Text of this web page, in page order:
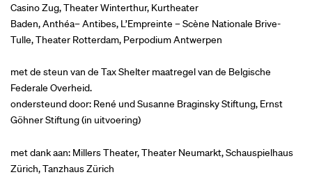
Casino Zug, Theater Winterthur, Kurtheater
Baden, Anthéa– Antibes, L’Empreinte – Scène Nationale Brive-
Tulle, Theater Rotterdam, Perpodium Antwerpen
met de steun van de Tax Shelter maatregel van de Belgische
Federale Overheid.
ondersteund door: René und Susanne Braginsky Stiftung, Ernst
Göhner Stiftung (in uitvoering)
met dank aan: Millers Theater, Theater Neumarkt, Schauspielhaus
Zürich, Tanzhaus Zürich